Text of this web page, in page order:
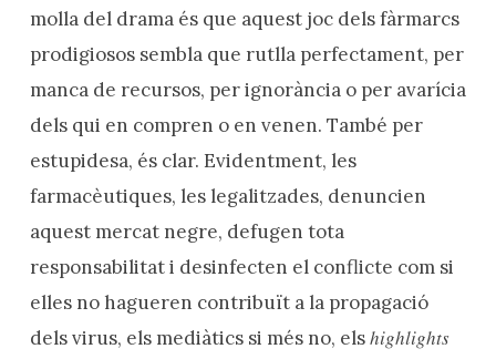
molla del drama és que aquest joc dels fàrmarcs
prodigiosos sembla que rutlla perfectament, per
manca de recursos, per ignorància o per avarícia
dels qui en compren o en venen. També per
estupidesa, és clar. Evidentment, les
farmacèutiques, les legalitzades, denuncien
aquest mercat negre, defugen tota
responsabilitat i desinfecten el conflicte com si
elles no hagueren contribuït a la propagació
dels virus, els mediàtics si més no, elshighlights